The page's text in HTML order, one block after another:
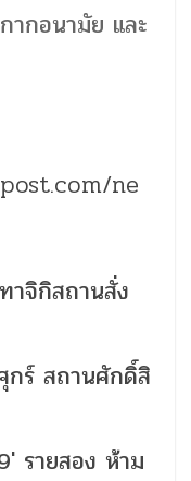
ากอนามัย และ
ne
าจิกิสถานสั่ง
กร์ สถานศักดิ์สิ
รายสอง ห้าม